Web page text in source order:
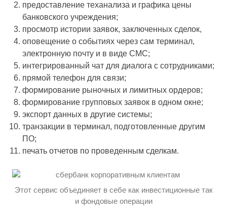
предоставление теханализа и графика цены
банковского учреждения;
просмотр истории заявок, заключенных сделок,
оповещение о событиях через сам терминал,
электронную почту и в виде СМС;
интегрированный чат для диалога с сотрудниками;
прямой телефон для связи;
формирование рыночных и лимитных ордеров;
формирование групповых заявок в одном окне;
экспорт данных в другие системы;
транзакции в терминал, подготовленные другим
ПО;
печать отчетов по проведенным сделкам.
Этот сервис объединяет в себе как инвестиционные так
и фондовые операции